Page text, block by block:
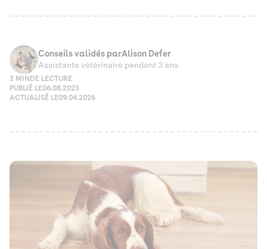
Conseils validés parAlison Defer
Assistante vétérinaire pendant 3 ans
3 MIN DE LECTURE
PUBLIÉ LE06.08.2023
ACTUALISÉ LE09.04.2026